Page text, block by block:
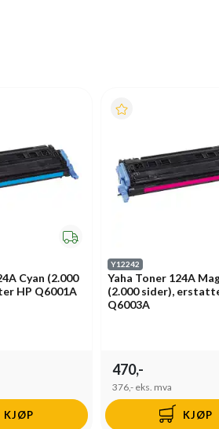
Cyan (2.000
HP Q6001A
KJØP
Y12242
Yaha Toner 124A
(2.000 sider),
Q6003A
470,-
376,- eks. mva
KJØP